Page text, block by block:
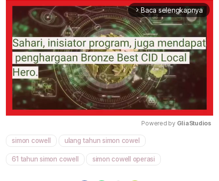
arrow_forward_ios Baca selengkapnya
Powered by GliaStudios
simon cowell ulang tahun simon cowel
61 tahun simon cowell simon cowell operasi